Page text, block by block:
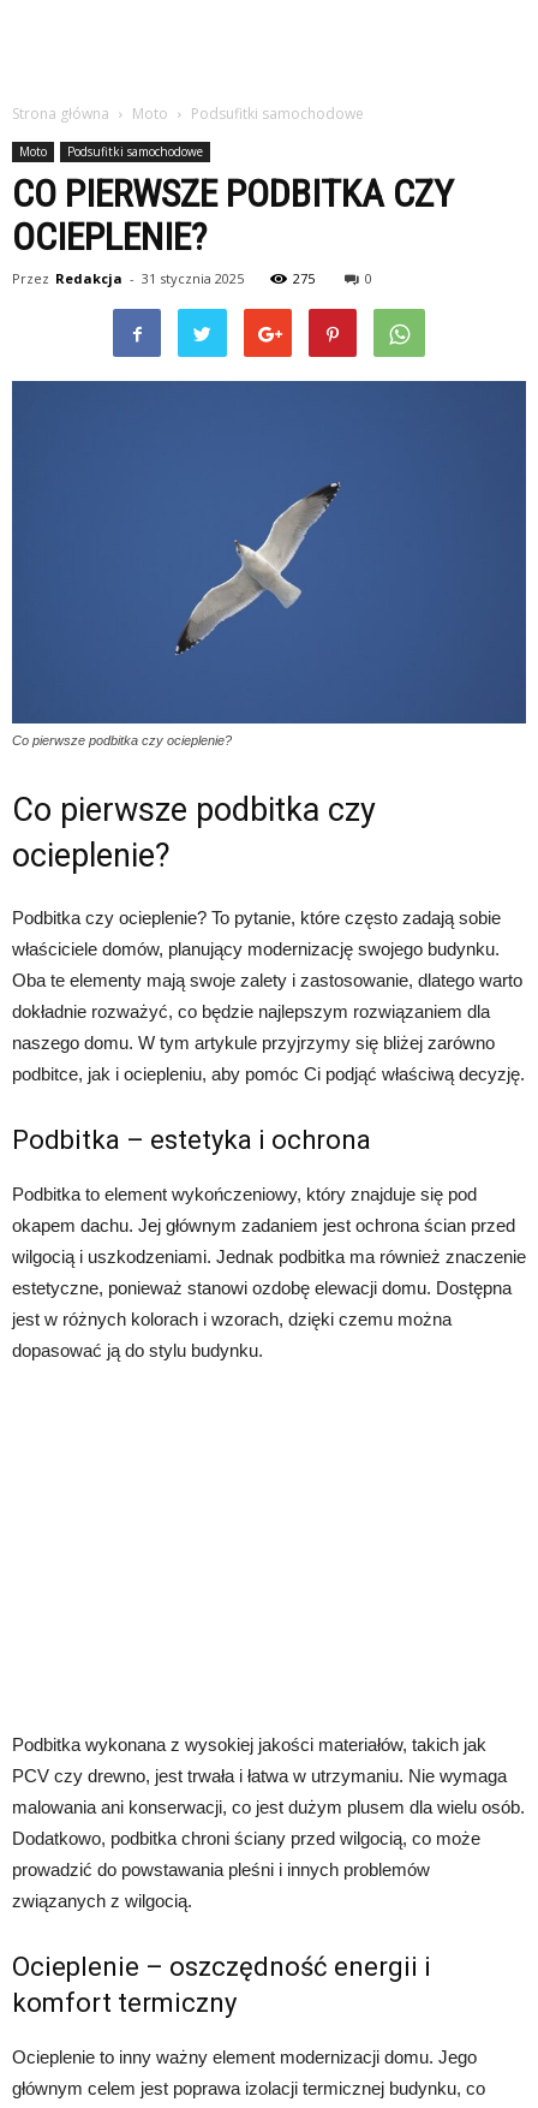
Strona główna Moto Podsufitki samochodowe
Moto Podsufitki samochodowe
CO PIERWSZE PODBITKA CZY
OCIEPLENIE?
Przez Redakcja - 31 stycznia 2025 275 0
Co pierwsze podbitka czy ocieplenie?
Co pierwsze podbitka czy
ocieplenie?
Podbitka czy ocieplenie? To pytanie, które często zadają sobie
właściciele domów, planujący modernizację swojego budynku.
Oba te elementy mają swoje zalety i zastosowanie, dlatego warto
dokładnie rozważyć, co będzie najlepszym rozwiązaniem dla
naszego domu. W tym artykule przyjrzymy się bliżej zarówno
podbitce, jak i ociepleniu, aby pomóc Ci podjąć właściwą decyzję.
Podbitka – estetyka i ochrona
Podbitka to element wykończeniowy, który znajduje się pod
okapem dachu. Jej głównym zadaniem jest ochrona ścian przed
wilgocią i uszkodzeniami. Jednak podbitka ma również znaczenie
estetyczne, ponieważ stanowi ozdobę elewacji domu. Dostępna
jest w różnych kolorach i wzorach, dzięki czemu można
dopasować ją do stylu budynku.
Podbitka wykonana z wysokiej jakości materiałów, takich jak
PCV czy drewno, jest trwała i łatwa w utrzymaniu. Nie wymaga
malowania ani konserwacji, co jest dużym plusem dla wielu osób.
Dodatkowo, podbitka chroni ściany przed wilgocią, co może
prowadzić do powstawania pleśni i innych problemów
związanych z wilgocią.
Ocieplenie – oszczędność energii i
komfort termiczny
Ocieplenie to inny ważny element modernizacji domu. Jego
głównym celem jest poprawa izolacji termicznej budynku, co